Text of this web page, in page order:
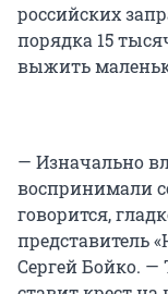
российских
порядка 15
выжить
— Изначально
воспринимали
говорится,
представитель
Сергей Бойко. —